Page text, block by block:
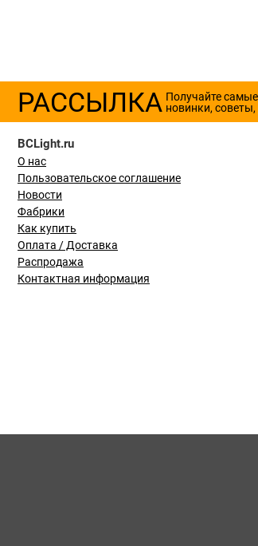
РАССЫЛКА Получайте
новинки,
BCLight.ru
О нас
Пользовательское соглашение
Новости
Фабрики
Как купить
Оплата / Доставка
Распродажа
Контактная информация